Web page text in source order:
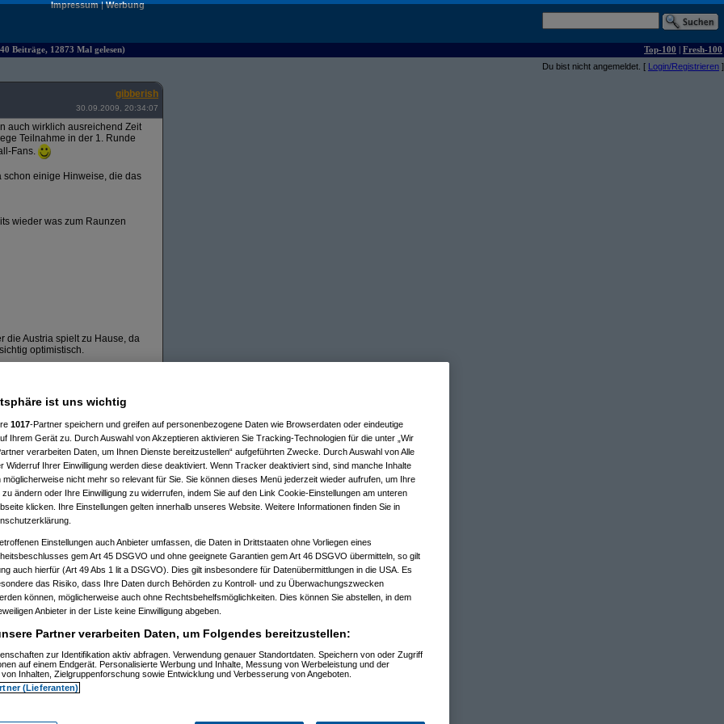
Impressum|Werbung
Beiträge, 12873 Mal gelesen) Top-100 | Fresh-100
Du bist nicht angemeldet. [ Login/Registrieren ]
gibberish
30.09.2009, 20:34:07
auch wirklich ausreichend Zeit
Teilnahme in der 1. Runde
Fans.
schon einige Hinweise, die das
wieder was zum Raunzen
die Austria spielt zu Hause, da
optimistisch.
20:36:34)
20:37:39)
20:40:59)
30.09.2009, 20:41:20)
am 30.09.2009, 20:42:04)
20:45:37)
(substituteam 30.09.2009, 20:46:24)
substitute
am 01.10.2009, 22:57:14)
01.10.2009, 22:58:35)
22:45:21)
22:47:25)
11:44:17)
13:35:42)
13:57:51)
11:55:41)
11:56:58)
11:57:54)
am 01.10.2009, 11:58:30)
am 01.10.2009, 12:02:51)
ist uns wichtig
1017-Partner speichern und greifen auf personenbezogene Daten wie Browserdaten oder eindeutige
Ihrem Gerät zu. Durch Auswahl von Akzeptieren aktivieren Sie Tracking-Technologien für die unter „Wir
verarbeiten Daten, um Ihnen Dienste bereitzustellen“ aufgeführten Zwecke. Durch Auswahl von Alle
Widerruf Ihrer Einwilligung werden diese deaktiviert. Wenn Tracker deaktiviert sind, sind manche Inhalte
möglicherweise nicht mehr so relevant für Sie. Sie können dieses Menü jederzeit wieder aufrufen, um Ihre
zu ändern oder Ihre Einwilligung zu widerrufen, indem Sie auf den Link Cookie-Einstellungen am unteren
klicken. Ihre Einstellungen gelten innerhalb unseres Website. Weitere Informationen finden Sie in
Einstellungen auch Anbieter umfassen, die Daten in Drittstaaten ohne Vorliegen eines
gem Art 45 DSGVO und ohne geeignete Garantien gem Art 46 DSGVO übermitteln, so gilt
auch hierfür (Art 49 Abs 1 lit a DSGVO). Dies gilt insbesondere für Datenübermittlungen in die USA. Es
das Risiko, dass Ihre Daten durch Behörden zu Kontroll- und zu Überwachungszwecken
können, möglicherweise auch ohne Rechtsbehelfsmöglichkeiten. Dies können Sie abstellen, in dem
Anbieter in der Liste keine Einwilligung abgeben.
Partner verarbeiten Daten, um Folgendes bereitzustellen:
zur Identifikation aktiv abfragen. Verwendung genauer Standortdaten. Speichern von oder Zugriff
auf einem Endgerät. Personalisierte Werbung und Inhalte, Messung von Werbeleistung und der
Inhalten, Zielgruppenforschung sowie Entwicklung und Verbesserung von Angeboten.
(Lieferanten)